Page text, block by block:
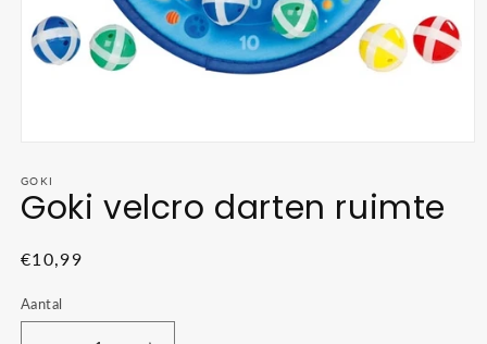
openen
in
modaal
GOKI
Goki velcro darten ruimte
Normale
€10,99
Aantal